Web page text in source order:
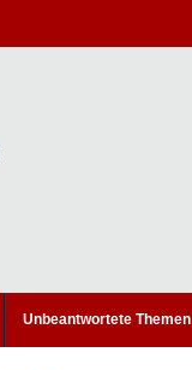
Unbeantwortete Themen